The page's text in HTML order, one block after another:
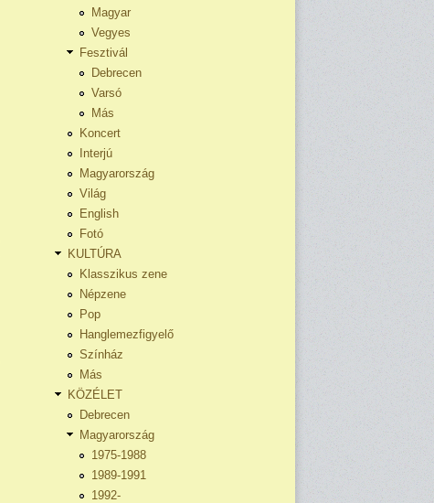
Magyar
Vegyes
Fesztivál
Debrecen
Varsó
Más
Koncert
Interjú
Magyarország
Világ
English
Fotó
KULTÚRA
Klasszikus zene
Népzene
Pop
Hanglemezfigyelő
Színház
Más
KÖZÉLET
Debrecen
Magyarország
1975-1988
1989-1991
1992-